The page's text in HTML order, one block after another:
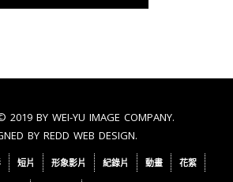
2019 BY WEI-YU IMAGE COMPANY.
BY REDD WEB DESIGN.
短片 形象影片 紀錄片 動畫 花絮